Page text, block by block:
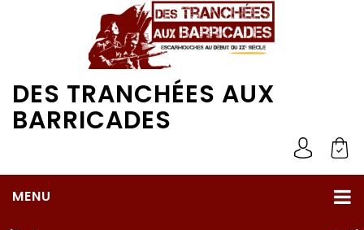
DES TRANCHÉES AUX
BARRICADES
MENU